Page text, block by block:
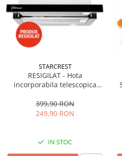
STARCREST
RESIGILAT - Hota
incorporabila telescopica
Putere de absorbtie 550 m3/h,
1 Motor, 2 Trepte putere, 60
399,90 RON
249,90 RON
IN STOC